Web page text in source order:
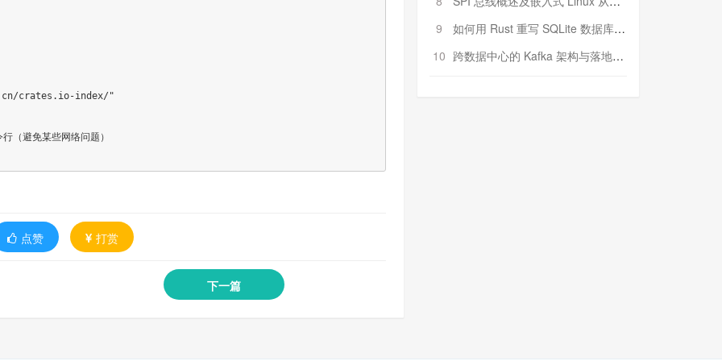
crates.io-index/"
免某些网络问题）
点赞 打赏
下一篇
9
如何用 Rust 重写 SQLite 数据库（二）:是否有市场空间？
10 跨数据中心的 Kafka 架构与落地实战